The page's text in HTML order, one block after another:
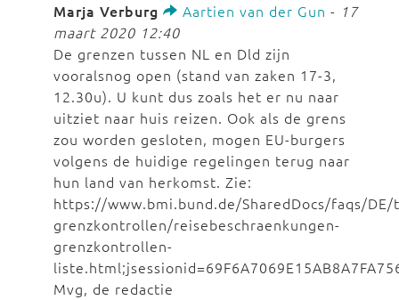
Marja Verburg Aartien van der Gun - 17
maart 2020 12:40
De grenzen tussen NL en Dld zijn
vooralsnog open (stand van zaken 17-3,
12.30u). U kunt dus zoals het er nu naar
uitziet naar huis reizen. Ook als de grens
zou worden gesloten, mogen EU-burgers
volgens de huidige regelingen terug naar
hun land van herkomst. Zie:
https://www.bmi.bund.de/SharedDocs/faqs/
grenzkontrollen/reisebeschraenkungen-
grenzkontrollen-
Mvg, de redactie